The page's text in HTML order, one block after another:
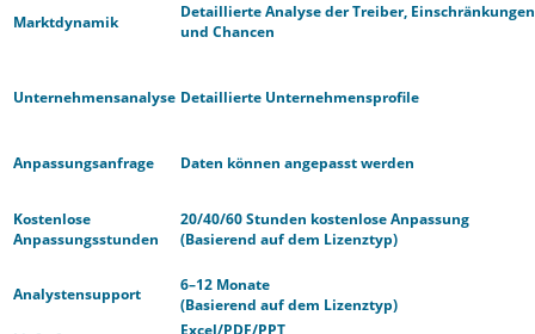
Marktdynamik
Detaillierte Analyse der Treiber, Einschränkungen
und Chancen
Unternehmensanalyse Detaillierte Unternehmensprofile
Anpassungsanfrage Daten können angepasst werden
Kostenlose
Anpassungsstunden
20/40/60 Stunden kostenlose Anpassung
(Basierend auf dem Lizenztyp)
Analystensupport
6–12 Monate
(Basierend auf dem Lizenztyp)
Excel/PDF/PPT